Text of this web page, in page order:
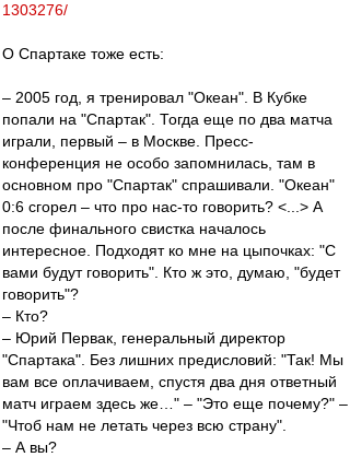
1303276/
О Спартаке тоже есть:
– 2005 год, я тренировал "Океан". В Кубке
попали на "Спартак". Тогда еще по два матча
играли, первый – в Москве. Пресс-
конференция не особо запомнилась, там в
основном про "Спартак" спрашивали. "Океан"
0:6 сгорел – что про нас-то говорить? <...> А
после финального свистка началось
интересное. Подходят ко мне на цыпочках: "С
вами будут говорить". Кто ж это, думаю, "будет
говорить"?
– Кто?
– Юрий Первак, генеральный директор
"Спартака". Без лишних предисловий: "Так! Мы
вам все оплачиваем, спустя два дня ответный
матч играем здесь же…" – "Это еще почему?" –
"Чтоб нам не летать через всю страну".
– А вы?